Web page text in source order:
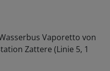
Vaporetto von
Zattere (Linie 5, 1